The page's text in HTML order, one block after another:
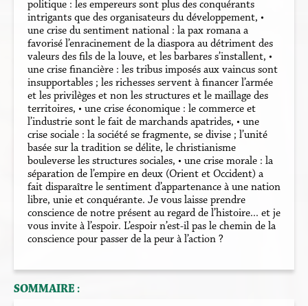
politique : les empereurs sont plus des conquérants
intrigants que des organisateurs du développement, •
une crise du sentiment national : la pax romana a
favorisé l’enracinement de la diaspora au détriment des
valeurs des fils de la louve, et les barbares s’installent, •
une crise financière : les tribus imposés aux vaincus sont
insupportables ; les richesses servent à financer l’armée
et les privilèges et non les structures et le maillage des
territoires, • une crise économique : le commerce et
l’industrie sont le fait de marchands apatrides, • une
crise sociale : la société se fragmente, se divise ; l’unité
basée sur la tradition se délite, le christianisme
bouleverse les structures sociales, • une crise morale : la
séparation de l’empire en deux (Orient et Occident) a
fait disparaître le sentiment d’appartenance à une nation
libre, unie et conquérante. Je vous laisse prendre
conscience de notre présent au regard de l’histoire... et je
vous invite à l’espoir. L’espoir n’est-il pas le chemin de la
conscience pour passer de la peur à l’action ?
SOMMAIRE :